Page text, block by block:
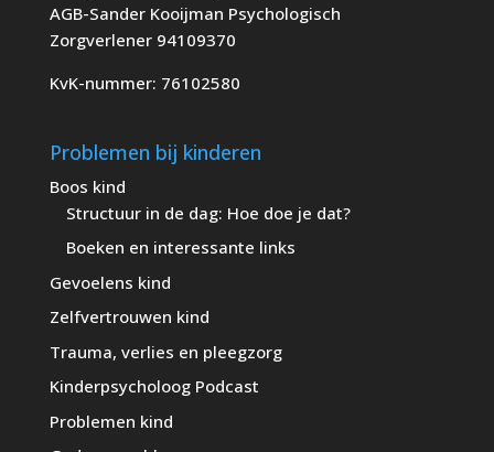
AGB-Sander Kooijman Psychologisch
Zorgverlener 94109370
KvK-nummer: 76102580
Problemen bij kinderen
Boos kind
Structuur in de dag: Hoe doe je dat?
Boeken en interessante links
Gevoelens kind
Zelfvertrouwen kind
Trauma, verlies en pleegzorg
Kinderpsycholoog Podcast
Problemen kind